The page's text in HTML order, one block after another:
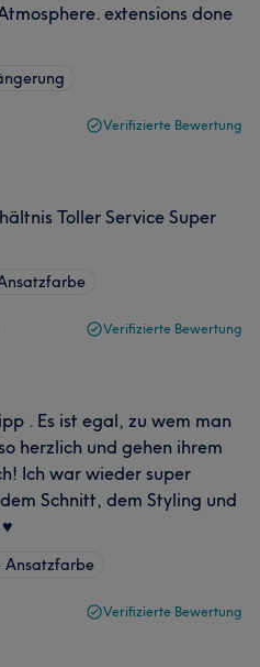
extensions done
Verifizierte Bewertung
Toller Service Super
Verifizierte Bewertung
. Es ist egal, zu wem man
herzlich und gehen ihrem
Ich war wieder super
Schnitt, dem Styling und
Ansatzfarbe
Verifizierte Bewertung